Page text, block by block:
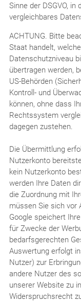
Sinne der DSGVO,
vergleichbares
ACHTUNG. Bitte
Staat handelt,
Datenschutzniveau
übertragen werden,
US-Behörden
Kontroll- und
können, ohne dass
Rechtssystem
dagegen zustehen.
Die Übermittlung
Nutzerkonto
kein Nutzerkonto
werden Ihre Daten
die Zuordnung mit
müssen Sie sich vor
Google speichert
für Zwecke der
bedarfsgerechten
Auswertung erfolgt
Nutzer) zur
andere Nutzer des
unserer Website zu
Widerspruchsrecht